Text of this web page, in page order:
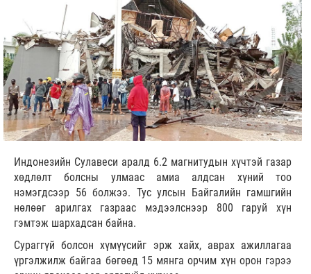
Индонезийн Сулавеси аралд 6.2 магнитудын хүчтэй газар
хөдлөлт болсны улмаас амиа алдсан хүний тоо
нэмэгдсээр 56 болжээ. Тус улсын Байгалийн гамшгийн
нөлөөг арилгах газраас мэдээлснээр 800 гаруй хүн
гэмтэж шархадсан байна.
Сураггүй болсон хүмүүсийг эрж хайх, аврах ажиллагаа
үргэлжилж байгаа бөгөөд 15 мянга орчим хүн орон гэрээ